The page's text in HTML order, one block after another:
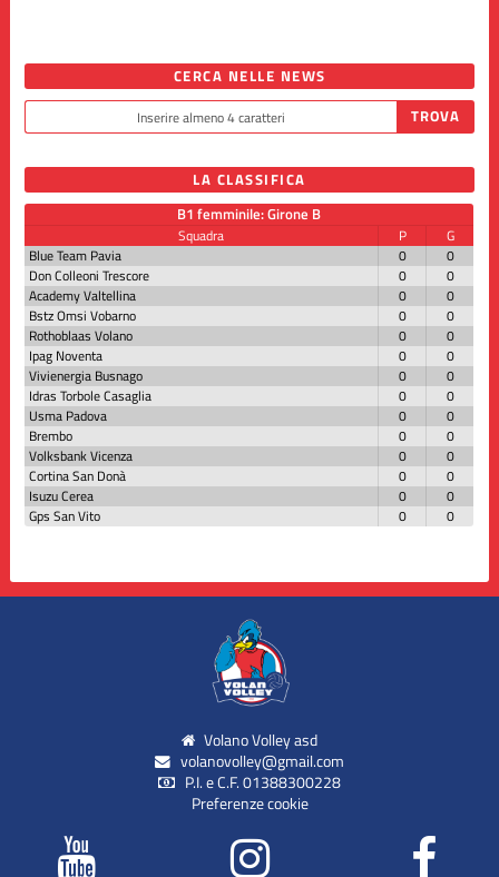
CERCA NELLE NEWS
LA CLASSIFICA
B1 femminile: Girone B
Squadra P
G
Blue Team Pavia
0
0
Don Colleoni Trescore
0
0
Academy Valtellina
0
0
Bstz Omsi Vobarno
0
0
Rothoblaas Volano
0
0
Ipag Noventa
0
0
Vivienergia Busnago
0
0
Idras Torbole Casaglia
0
0
Usma Padova
0
0
Brembo
0
0
Volksbank Vicenza
0
0
Cortina San Donà
0
0
Isuzu Cerea
0
0
Gps San Vito
0 0
Volano Volley asd
volanovolley@gmail.com
P.I. e C.F. 01388300228
Preferenze cookie